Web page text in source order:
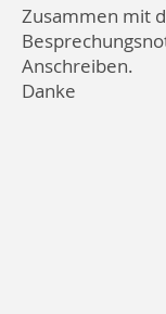
Zusammen mit
Anschreiben.
Danke